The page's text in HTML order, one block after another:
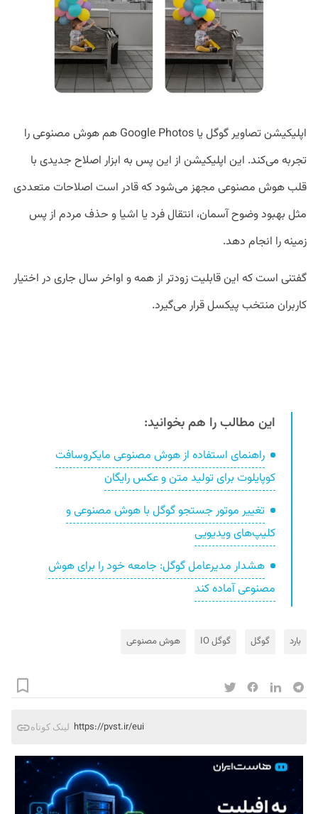
اپلیکیشن تصاویر گوگل یا Google Photos هم هوش مصنوعی را
تجربه می‌کند. این اپلیکیشن از این پس به ابزار اصلاح جدیدی با
قلب هوش مصنوعی مجهز می‌شود که قادر است اصلاحات متعددی
مثل بهبود وضوح آسمان، انتقال فرد یا اشیا و حذف مردم از پس
زمینه را انجام دهد.
گفتنی است که این قابلیت زودتر از همه و اواخر سال جاری در اختیار
کاربران منتخب پیکسل قرار می‌گیرد.
این مطالب را هم بخوانید:
راهنمای استفاده از هوش مصنوعی مایکروسافت
کوپایلوت برای تولید متن و عکس رایگان
تغییر موتور جستجو گوگل با هوش مصنوعی و
کلیپ‌های ویدیویی
هشدار مدیرعامل گوگل: جامعه خود را برای هوش
مصنوعی آماده کند
بارد گوگل گوگل IO هوش مصنوعی
لینک کوتاه https://pvst.ir/eui